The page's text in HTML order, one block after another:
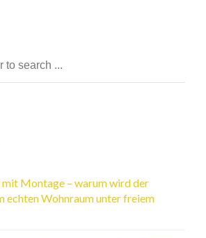
mit Montage – warum wird der
echten Wohnraum unter freiem